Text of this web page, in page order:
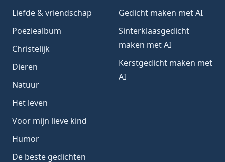
Liefde & vriendschap
Poëziealbum
Christelijk
Dieren
Natuur
Het leven
Voor mijn lieve kind
Humor
De beste gedichten
Gedicht maken met AI
Sinterklaasgedicht
maken met AI
Kerstgedicht maken met
AI